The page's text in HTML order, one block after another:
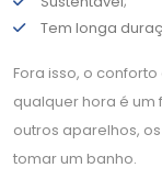
Tem longa
Fora isso, o
qualquer hora é um
outros aparelhos,
tomar um banho.